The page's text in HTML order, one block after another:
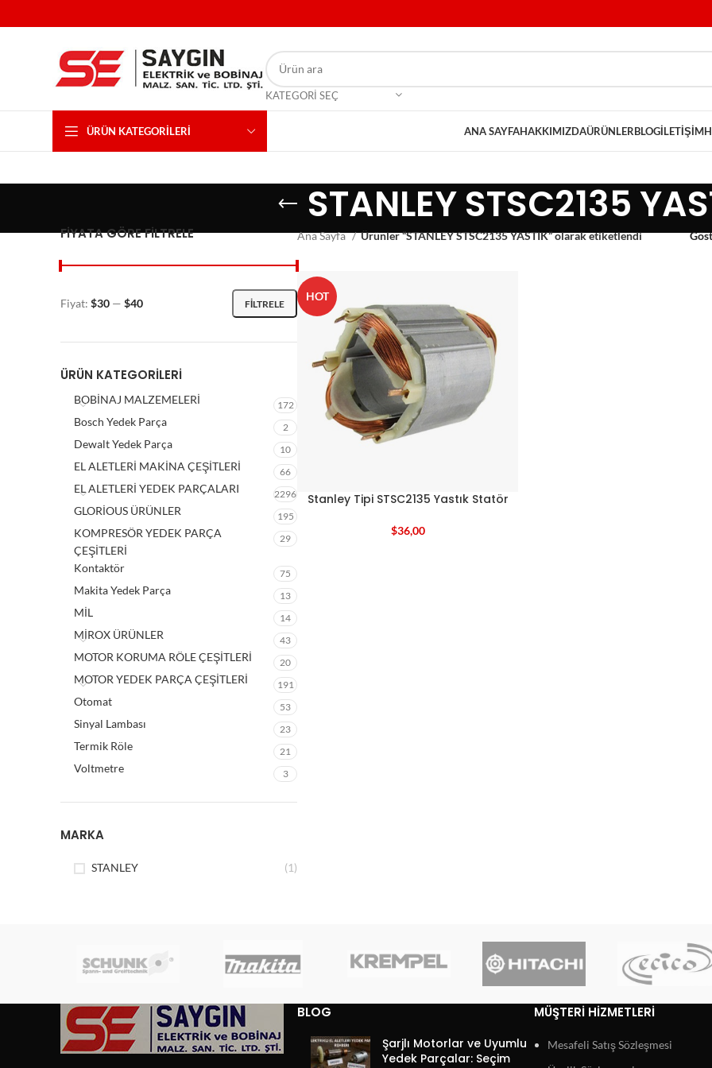
KATEGORI SEÇ
ÜRÜN KATEGORILERI ANA SAYFAHAKKIMIZDAÜRÜNLERBLOGİLETIŞIM
STANLEY STSC2135
FIYATA GÖRE FILTRELE
FILTRELE
Fiyat: $30 — $40
ÜRÜN KATEGORILERI
BOBİNAJ MALZEMELERİ 172
Bosch Yedek Parça 2
Dewalt Yedek Parça 10
EL ALETLERİ MAKİNA ÇEŞİTLERİ 66
EL ALETLERİ YEDEK PARÇALARI 2296
GLORİOUS ÜRÜNLER 195
KOMPRESÖR YEDEK PARÇA
ÇEŞİTLERİ
29
Kontaktör 75
Makita Yedek Parça 13
MİL 14
MİROX ÜRÜNLER 43
MOTOR KORUMA RÖLE ÇEŞİTLERİ 20
MOTOR YEDEK PARÇA ÇEŞİTLERİ 191
Otomat 53
Sinyal Lambası 23
Termik Röle 21
Voltmetre 3
MARKA
STANLEY (1)
Ana Sayfa Ürünler “STANLEY STSC2135 YASTIK” olarak etiketlendi
HOT
Stanley Tipi STSC2135 Yastık Statör
$36,00
BLOG
Şarjlı Motorlar ve Uyumlu
Yedek Parçalar: Seçim
MÜŞTERI HIZMETLERI
Mesafeli Satış Sözleşmesi